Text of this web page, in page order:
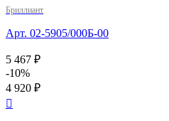
Бриллиант
Арт. 02-5905/000Б-00
5 467 ₽
-10%
4 920 ₽
